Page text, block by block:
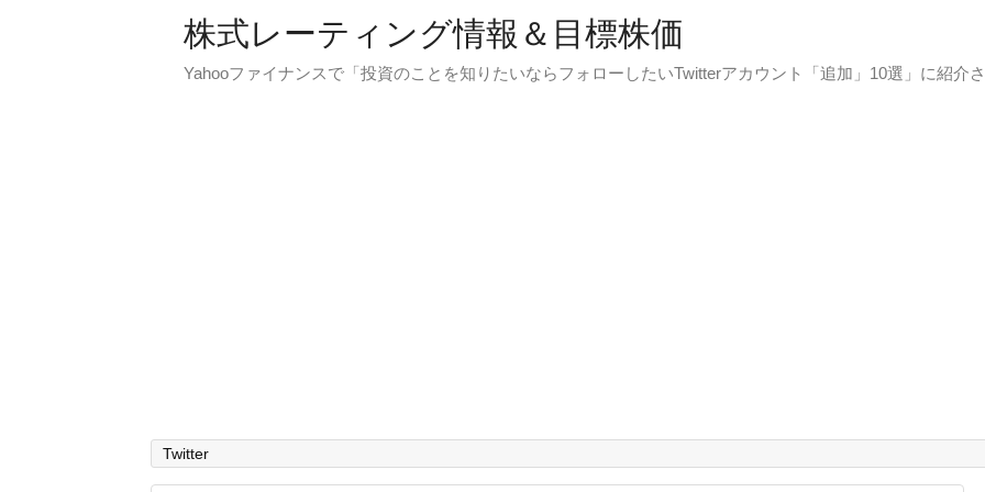
株式レーティング情報＆目標株価
Yahooファイナンスで「投資のことを知りたいならフォローしたいTwitterアカウント「追加」10選」に紹介
Twitter